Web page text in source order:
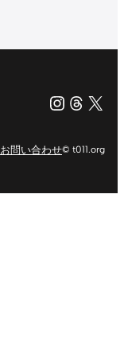
X（旧
お問い合わせ© t011.org